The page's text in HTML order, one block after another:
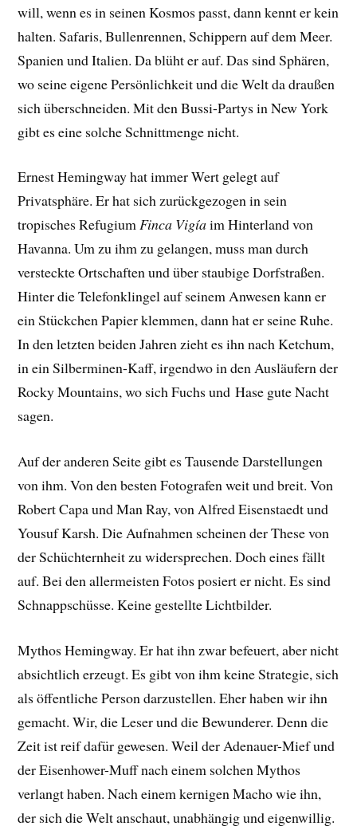
will, wenn es in seinen Kosmos passt, dann kennt er kein
halten. Safaris, Bullenrennen, Schippern auf dem Meer.
Spanien und Italien. Da blüht er auf. Das sind Sphären,
wo seine eigene Persönlichkeit und die Welt da draußen
sich überschneiden. Mit den Bussi-Partys in New York
gibt es eine solche Schnittmenge nicht.
Ernest Hemingway hat immer Wert gelegt auf
Privatsphäre. Er hat sich zurückgezogen in sein
tropisches RefugiumFinca Vigíaim Hinterland von
Havanna. Um zu ihm zu gelangen, muss man durch
versteckte Ortschaften und über staubige Dorfstraßen.
Hinter die Telefonklingel auf seinem Anwesen kann er
ein Stückchen Papier klemmen, dann hat er seine Ruhe.
In den letzten beiden Jahren zieht es ihn nach Ketchum,
in ein Silberminen-Kaff, irgendwo in den Ausläufern der
Rocky Mountains, wo sich Fuchs und Hase gute Nacht
sagen.
Auf der anderen Seite gibt es Tausende Darstellungen
von ihm. Von den besten Fotografen weit und breit. Von
Robert Capa und Man Ray, von Alfred Eisenstaedt und
Yousuf Karsh. Die Aufnahmen scheinen der These von
der Schüchternheit zu widersprechen. Doch eines fällt
auf. Bei den allermeisten Fotos posiert er nicht. Es sind
Schnappschüsse. Keine gestellte Lichtbilder.
Mythos Hemingway. Er hat ihn zwar befeuert, aber nicht
absichtlich erzeugt. Es gibt von ihm keine Strategie, sich
als öffentliche Person darzustellen. Eher haben wir ihn
gemacht. Wir, die Leser und die Bewunderer. Denn die
Zeit ist reif dafür gewesen. Weil der Adenauer-Mief und
der Eisenhower-Muff nach einem solchen Mythos
verlangt haben. Nach einem kernigen Macho wie ihn,
der sich die Welt anschaut, unabhängig und eigenwillig.